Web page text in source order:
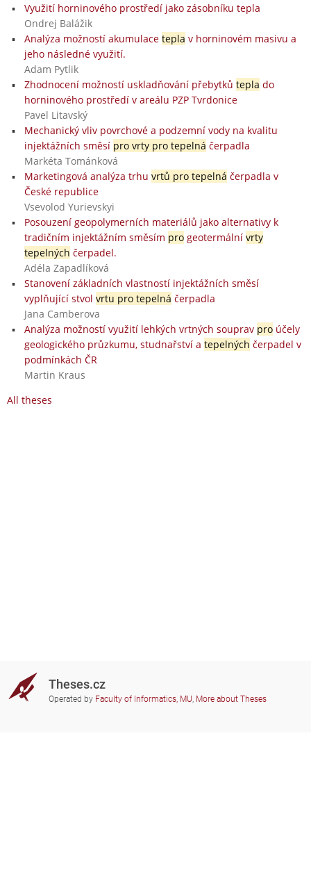
Využití horninového prostředí jako zásobníku tepla
Ondrej Balážik
Analýza možností akumulace tepla v horninovém masivu a
jeho následné využití.
Adam Pytlik
Zhodnocení možností uskladňování přebytků tepla do
horninového prostředí v areálu PZP Tvrdonice
Pavel Litavský
Mechanický vliv povrchové a podzemní vody na kvalitu
injektážních směsí pro vrty pro tepelná čerpadla
Markéta Tománková
Marketingová analýza trhu vrtů pro tepelná čerpadla v
České republice
Vsevolod Yurievskyi
Posouzení geopolymerních materiálů jako alternativy k
tradičním injektážním směsím progeotermální vrty
tepelných čerpadel.
Adéla Zapadlíková
Stanovení základních vlastností injektážních směsí
vyplňující stvol vrtu pro tepelná čerpadla
Jana Camberova
Analýza možností využití lehkých vrtných souprav proúčely
geologického průzkumu, studnařství a tepelných čerpadel v
podmínkách ČR
Martin Kraus
All theses
Theses.cz
Operated by Faculty of Informatics, MU, More about Theses